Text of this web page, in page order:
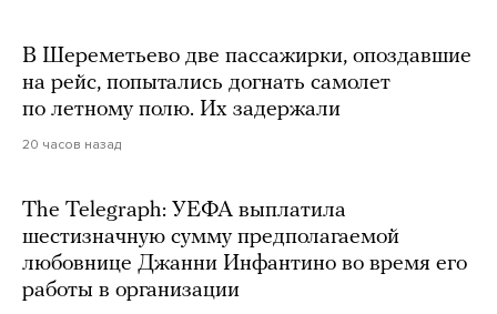
В Шереметьево две пассажирки, опоздавшие
на рейс, попытались догнать самолет
по летному полю. Их задержали
20 часов назад
The Telegraph: УЕФА выплатила
шестизначную сумму предполагаемой
любовнице Джанни Инфантино во время его
работы в организации